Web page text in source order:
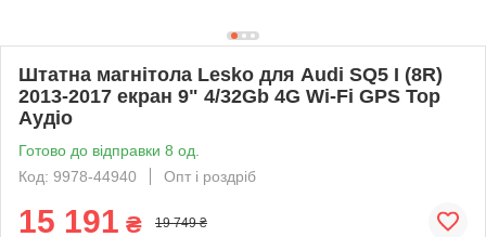
Штатна магнітола Lesko для Audi SQ5 I (8R)
2013-2017 екран 9" 4/32Gb 4G Wi-Fi GPS Top
Аудіо
Готово до відправки 8 од.
Код: 9978-44940
Опт і роздріб
15 191 ₴ 19 749 ₴